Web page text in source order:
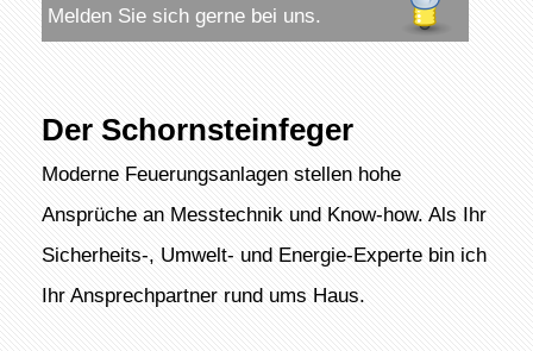
Melden Sie sich gerne bei uns.
Der Schornsteinfeger
Moderne Feuerungsanlagen stellen hohe
Ansprüche an Messtechnik und Know-how. Als Ihr
Sicherheits-, Umwelt- und Energie-Experte bin ich
Ihr Ansprechpartner rund ums Haus.